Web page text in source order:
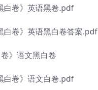
卷》英语黑卷.pdf
卷》英语黑白卷答案.pdf
》语文黑白卷
卷》语文白卷.pdf